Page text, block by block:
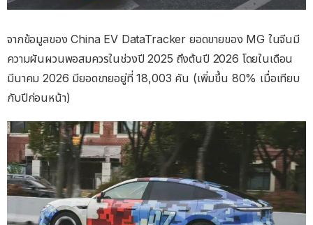
จากข้อมูลของ China EV DataTracker ยอดขายของ MG ในจีนมี
ความผันผวนพอสมควรในช่วงปี 2025 ถึงต้นปี 2026 โดยในเดือน
มีนาคม 2026 มียอดขายอยู่ที่ 18,003 คัน (เพิ่มขึ้น 80% เมื่อเทียบ
กับปีก่อนหน้า)